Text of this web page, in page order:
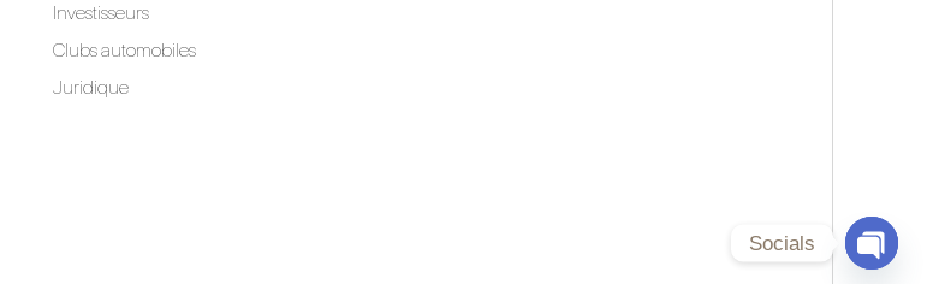
Investisseurs
Clubs automobiles
Juridique
Socials